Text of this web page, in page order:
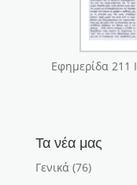
Εφημερίδα 211
Τα νέα μας
Γενικά(76)